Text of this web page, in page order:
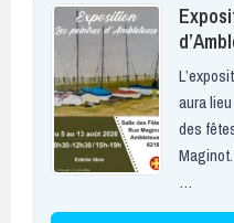
aura
des
…